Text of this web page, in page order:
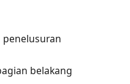
belakang